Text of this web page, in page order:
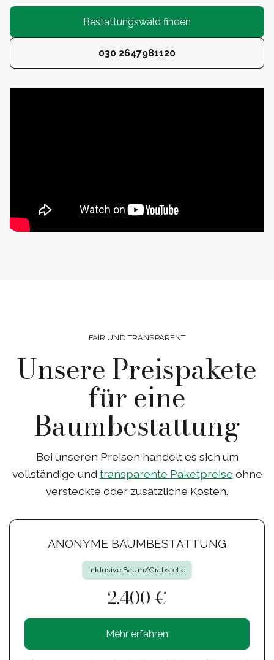
Bestattungswald finden
030 2647981120
FAIR UND TRANSPARENT
Unsere Preispakete
für eine
Baumbestattung
Bei unseren Preisen handelt es sich um
vollständige und transparente Paketpreise ohne
versteckte oder zusätzliche Kosten.
ANONYME BAUMBESTATTUNG
Inklusive Baum/Grabstelle
2.400 €
Mehr erfahren